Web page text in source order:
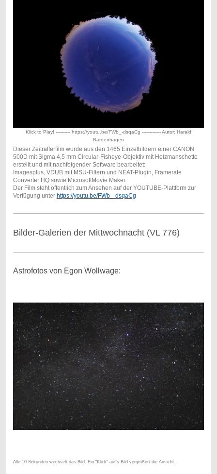
Klick to Play! ---------- https://youtu.be/FWb_-dsqaCg ------------- Autor: Harald
Bardenhagen
Dieser Zeitrafferfilm wurde aus den 1465 Einzelbildern einer CANON
500D mit Sigma 4,5 mm Circular-Fisheye-Objektiv mit Heizmanschette
erstellt und mit nachfolgender Software bearbeitet:
Imagesplus, VDUB mit MSU-Filtern und NEAT-Plugin, Framerate
Converter HQ sowie MicrosoftMovie Maker.
Der Film steht öffentlich zum Ansehen auf der YOUTUBE-Plattform zur
Verfügung unter https://youtu.be/FWb_-dsqaCg
Bilder-Galerien der Mittwochnacht (VL 776)
Astrofotos von Egon Wollwage:
Alle 10 Sekunden wechselt das Bild. Ein "Klick" auf's Bild vergrößert die Ansicht.